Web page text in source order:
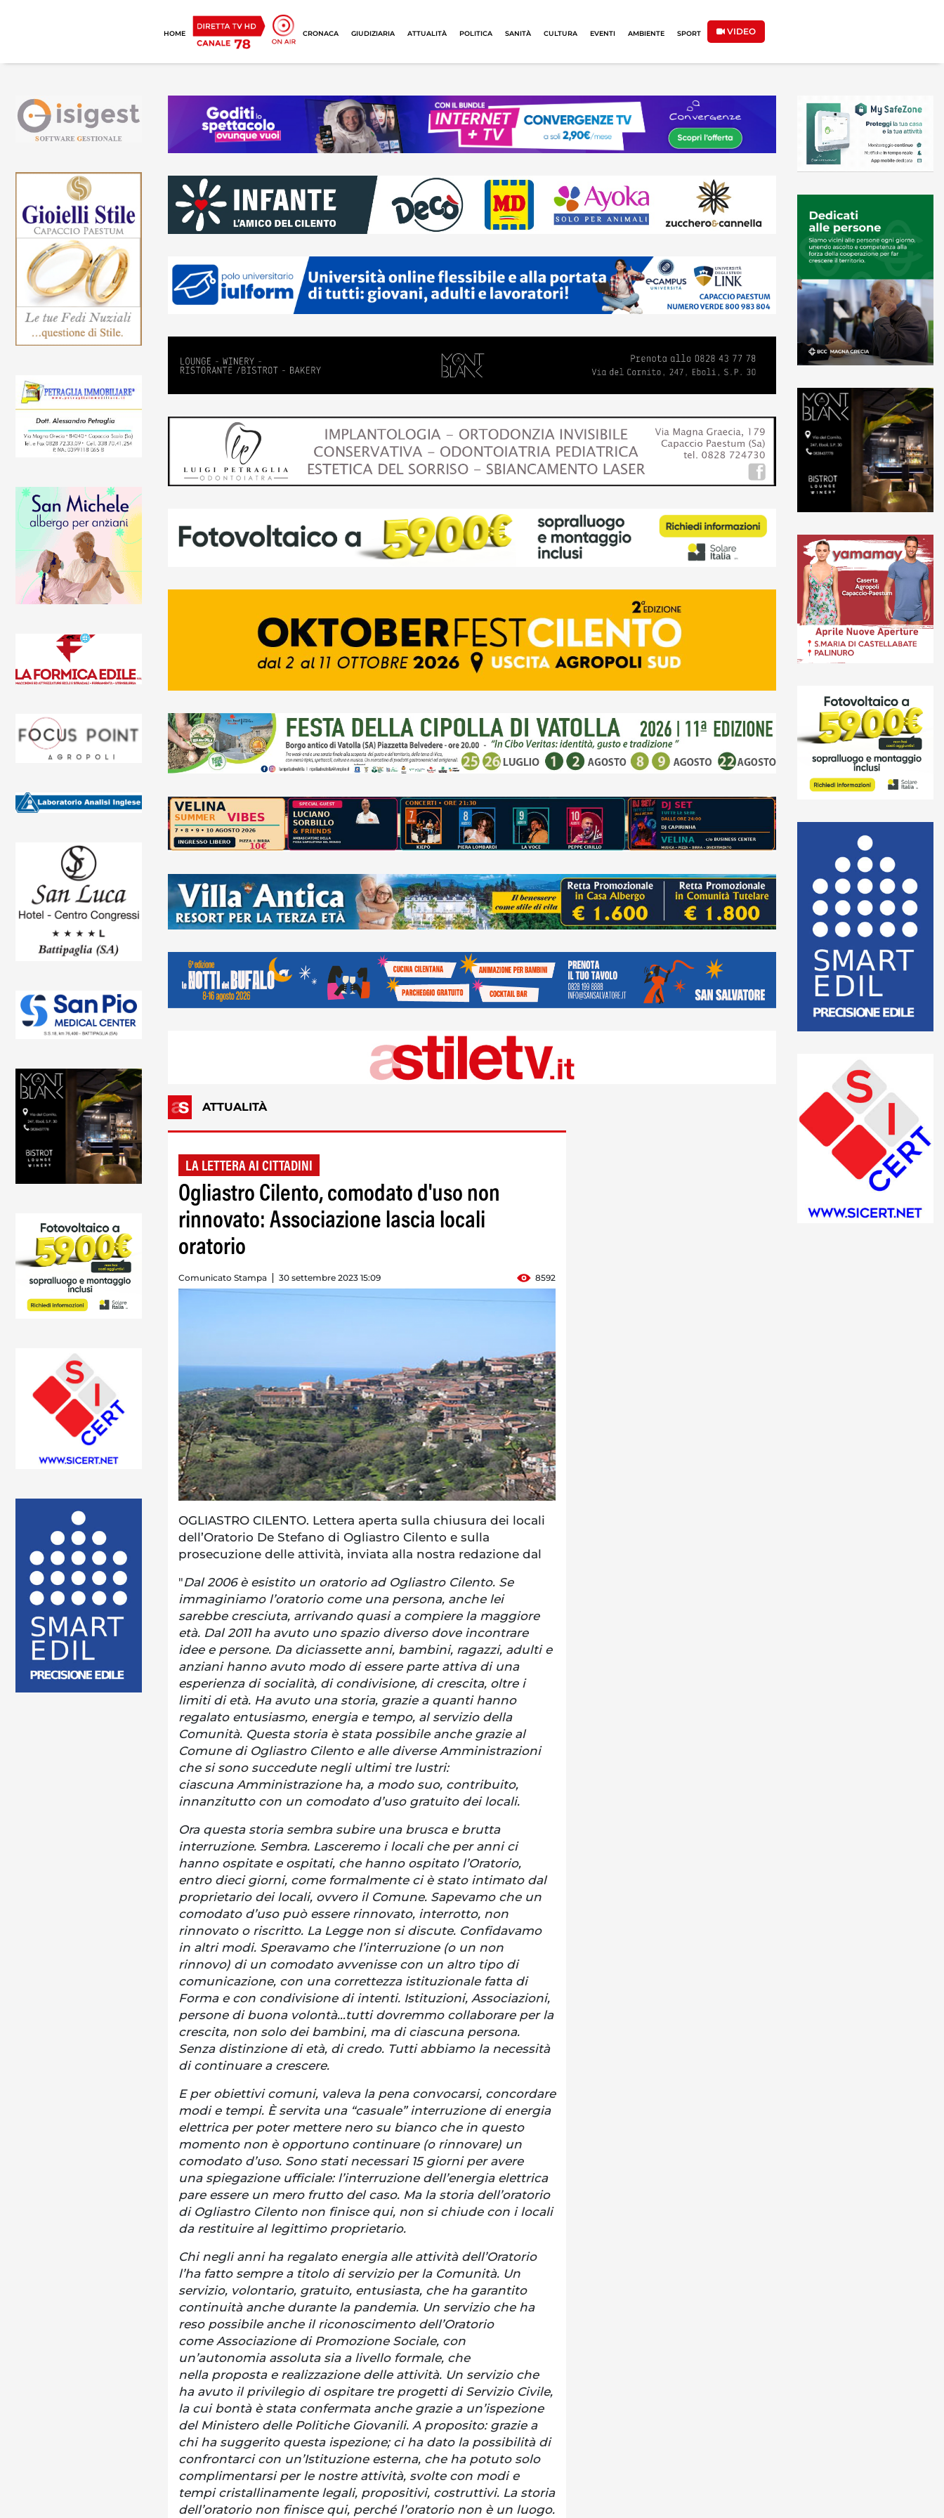
HOME CRONACA GIUDIZIARIA ATTUALITÀ POLITICA SANITÀ CULTURA EVENTI AMBIENTE SPORT VIDEO
ATTUALITÀ
LA LETTERA AI CITTADINI
Ogliastro Cilento, comodato d'uso non
rinnovato: Associazione lascia locali
oratorio
Comunicato Stampa 30 settembre 2023 15:09 8592
OGLIASTRO CILENTO. Lettera aperta sulla chiusura dei locali
dell’Oratorio De Stefano di Ogliastro Cilento e sulla
prosecuzione delle attività, inviata alla nostra redazione dal
"Dal 2006 è esistito un oratorio ad Ogliastro Cilento. Se
immaginiamo l’oratorio come una persona, anche lei
sarebbe cresciuta, arrivando quasi a compiere la maggiore
età. Dal 2011 ha avuto uno spazio diverso dove incontrare
idee e persone. Da diciassette anni, bambini, ragazzi, adulti e
anziani hanno avuto modo di essere parte attiva di una
esperienza di socialità, di condivisione, di crescita, oltre i
limiti di età. Ha avuto una storia, grazie a quanti hanno
regalato entusiasmo, energia e tempo, al servizio della
Comunità. Questa storia è stata possibile anche grazie al
Comune di Ogliastro Cilento e alle diverse Amministrazioni
che si sono succedute negli ultimi tre lustri:
ciascuna Amministrazione ha, a modo suo, contribuito,
innanzitutto con un comodato d’uso gratuito dei locali.
Ora questa storia sembra subire una brusca e brutta
interruzione. Sembra. Lasceremo i locali che per anni ci
hanno ospitate e ospitati, che hanno ospitato l’Oratorio,
entro dieci giorni, come formalmente ci è stato intimato dal
proprietario dei locali, ovvero il Comune. Sapevamo che un
comodato d’uso può essere rinnovato, interrotto, non
rinnovato o riscritto. La Legge non si discute. Confidavamo
in altri modi. Speravamo che l’interruzione (o un non
rinnovo) di un comodato avvenisse con un altro tipo di
comunicazione, con una correttezza istituzionale fatta di
Forma e con condivisione di intenti. Istituzioni, Associazioni,
persone di buona volontà…tutti dovremmo collaborare per la
crescita, non solo dei bambini, ma di ciascuna persona.
Senza distinzione di età, di credo. Tutti abbiamo la necessità
di continuare a crescere.
E per obiettivi comuni, valeva la pena convocarsi, concordare
modi e tempi. È servita una “casuale” interruzione di energia
elettrica per poter mettere nero su bianco che in questo
momento non è opportuno continuare (o rinnovare) un
comodato d’uso. Sono stati necessari 15 giorni per avere
una spiegazione ufficiale: l’interruzione dell’energia elettrica
pare essere un mero frutto del caso. Ma la storia dell’oratorio
di Ogliastro Cilento non finisce qui, non si chiude con i locali
da restituire al legittimo proprietario.
Chi negli anni ha regalato energia alle attività dell’Oratorio
l’ha fatto sempre a titolo di servizio per la Comunità. Un
servizio, volontario, gratuito, entusiasta, che ha garantito
continuità anche durante la pandemia. Un servizio che ha
reso possibile anche il riconoscimento dell’Oratorio
come Associazione di Promozione Sociale, con
un’autonomia assoluta sia a livello formale, che
nella proposta e realizzazione delle attività. Un servizio che
ha avuto il privilegio di ospitare tre progetti di Servizio Civile,
la cui bontà è stata confermata anche grazie a un’ispezione
del Ministero delle Politiche Giovanili. A proposito: grazie a
chi ha suggerito questa ispezione; ci ha dato la possibilità di
confrontarci con un’Istituzione esterna, che ha potuto solo
complimentarsi per le nostre attività, svolte con modi e
tempi cristallinamente legali, propositivi, costruttivi. La storia
dell’oratorio non finisce qui, perché l’oratorio non è un luogo.